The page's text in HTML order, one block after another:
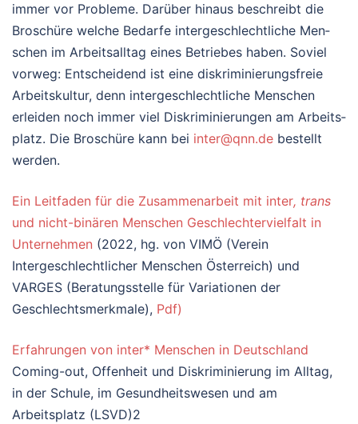
immer vor Pro­ble­me. Dar­über hin­aus beschreibt die
Bro­schü­re wel­che Bedar­fe inter­ge­schlecht­li­che Men­
schen im Arbeits­all­tag eines Betrie­bes haben. Soviel
vor­weg: Ent­schei­dend ist eine dis­kri­mi­nie­rungs­freie
Arbeits­kul­tur, denn inter­ge­schlecht­li­che Men­schen
erlei­den noch immer viel Dis­kri­mi­nie­run­gen am Arbeits­
platz. Die Bro­schü­re kann bei inter@qnn.de bestellt
wer­den.
Ein Leitfaden für die Zusammenarbeit mit inter, trans
und nicht-binären Menschen Geschlechtervielfalt in
Unternehmen (2022, hg. von VIMÖ (Verein
Intergeschlechtlicher Menschen Österreich) und
VARGES (Beratungsstelle für Variationen der
Geschlechtsmerkmale), Pdf)
Erfahrungen von inter* Menschen in Deutschland
Coming-out, Offenheit und Diskriminierung im Alltag,
in der Schule, im Gesundheitswesen und am
Arbeitsplatz (LSVD)2